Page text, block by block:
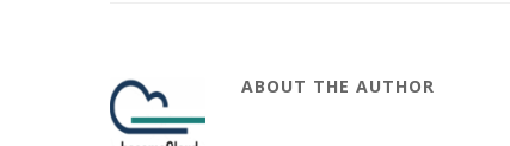
ABOUT THE AUTHOR